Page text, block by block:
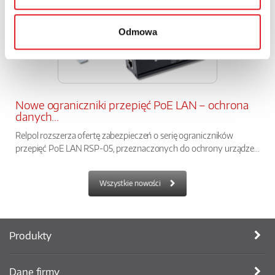
Odmowa
Nowe ograniczniki przepięć PoE LAN – ochrona
danych...
Relpol rozszerza ofertę zabezpieczeń o serię ograniczników
przepięć PoE LAN RSP-05, przeznaczonych do ochrony urządze...
Wszystkie nowości
Produkty
Dane firmy